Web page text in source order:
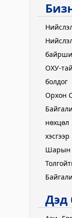
орчны
School
ОХУ-
болдог
Орхон
Шарын
Дэд